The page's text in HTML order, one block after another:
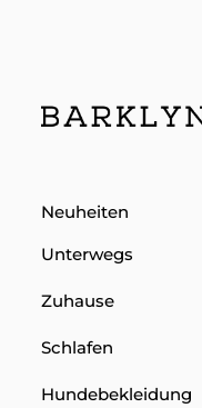
Neuheiten
Unterwegs
Zuhause
Schlafen
Hundebekleidung